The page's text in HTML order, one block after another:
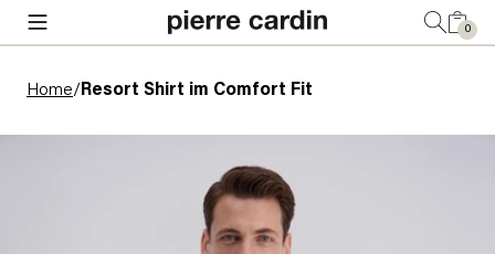
0
Home/ Resort Shirt im Comfort Fit